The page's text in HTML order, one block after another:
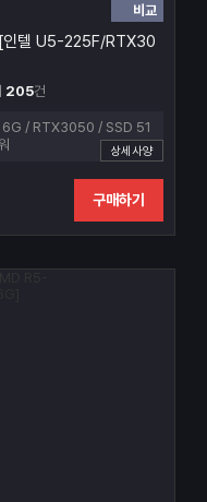
비교
인텔 U5-225F/RTX30
205건
/ RTX3050 / SSD 51
상세사양
구매하기